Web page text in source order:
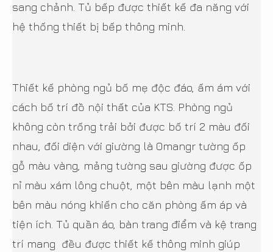
sang chảnh. Tủ bếp được thiết kế đa năng với
hệ thống thiết bị bếp thông minh.
Thiết kế phòng ngủ bố mẹ độc đáo, ấm ám với
cách bố trí đồ nội thất của KTS. Phòng ngủ
không còn trống trải bởi được bố trí 2 màu đối
nhau, đối diện với giường là 0mangr tường ốp
gỗ màu vàng, mảng tường sau giường được ốp
nỉ màu xám lông chuột, một bên màu lạnh một
bên màu nóng khiến cho căn phòng ấm áp và
tiện ích. Tủ quần áo, bàn trang điểm và kệ trang
trí mang đều được thiết kế thông minh giúp